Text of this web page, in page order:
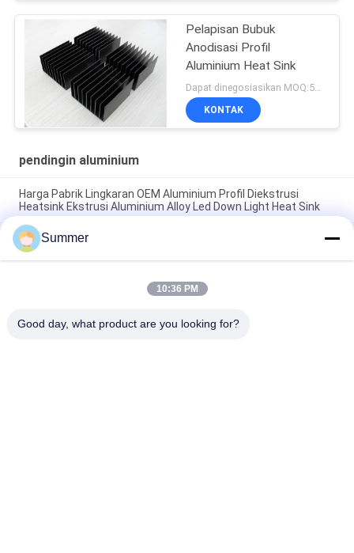
Pelapisan Bubuk
Anodisasi Profil
Aluminium Heat Sink
KONTAK
pendingin aluminium
Harga Pabrik Lingkaran OEM Aluminium Profil Diekstrusi
Heatsink Ekstrusi Aluminium Alloy Led Down Light Heat Sink
Pabrik Profil Aluminium Kustom Anodisasi Hitam Kepadatan
Tinggi 6063 Aluminium Ekstrusi Heat Sink
Profil Aluminium Industri Heatsink berbentuk Cnc Precision
Machining Aluminium High-power High-density Tooth Heat
Summer
10:36 PM
Good day, what product are you looking for?